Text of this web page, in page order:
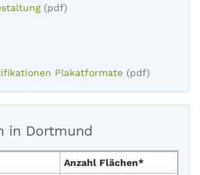
(pdf)
Plakatformate (pdf)
in Dortmund
Anzahl Flächen*